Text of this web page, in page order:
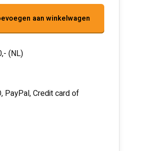
aan winkelwagen
(NL)
PayPal, Credit card of